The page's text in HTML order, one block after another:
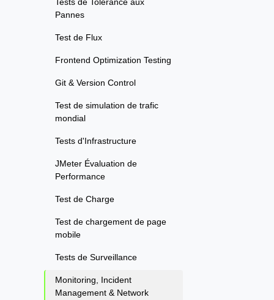
Pannes
Test de Flux
Frontend Optimization Testing
Git & Version Control
Test de simulation de trafic
mondial
Tests d'Infrastructure
JMeter Évaluation de
Performance
Test de Charge
Test de chargement de page
mobile
Tests de Surveillance
Monitoring, Incident
Management & Network